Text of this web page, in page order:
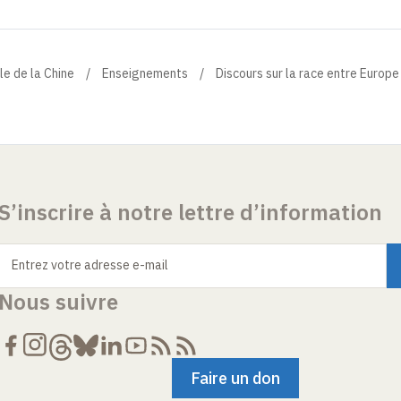
de la Chine Enseignements Discours sur la race entre
à notre lettre d’information
Entrez votre adresse e-mail
suivre
Faire un don